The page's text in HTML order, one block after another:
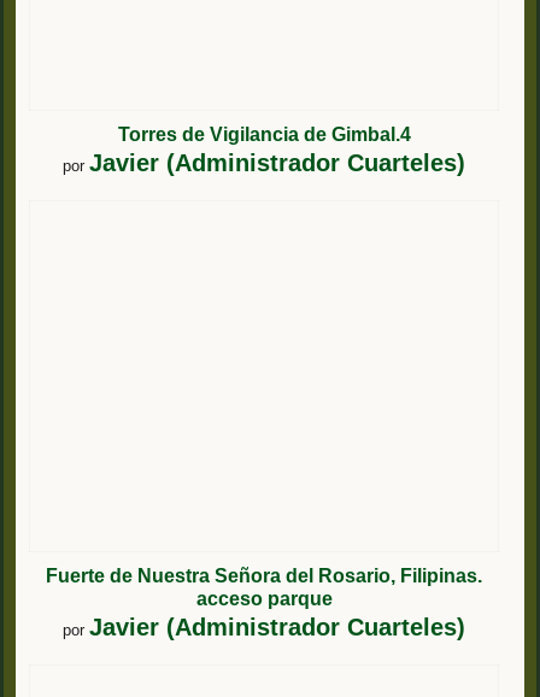
Torres de Vigilancia de Gimbal.4
por Javier (Administrador Cuarteles)
Fuerte de Nuestra Señora del Rosario, Filipinas.
acceso parque
por Javier (Administrador Cuarteles)